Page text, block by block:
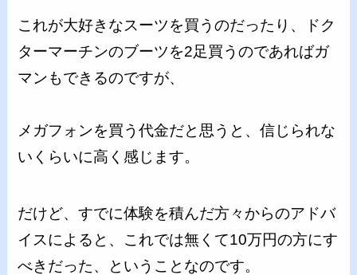
これが大好きなスーツを買うのだったり、ドク
ターマーチンのブーツを2足買うのであればガ
マンもできるのですが、
メガフォンを買う代金だと思うと、信じられな
いくらいに高く感じます。
だけど、すでに体験を積んだ方々からのアドバ
イスによると、これでは無くて10万円の方にす
べきだった、ということなのです。